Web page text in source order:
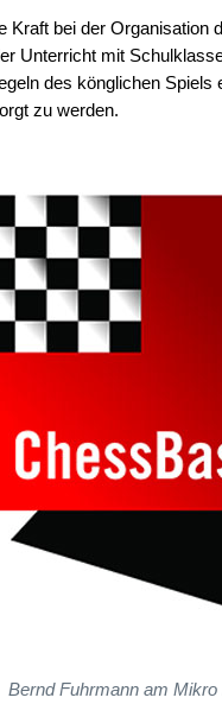
Kraft bei der
Unterricht mit
des könglichen
zu werden.
Bernd Fuhrmann am